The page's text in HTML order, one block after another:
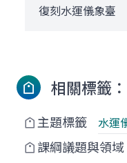
復刻水運儀象臺
相關標籤：
主題標籤 水運
課綱議題與領域